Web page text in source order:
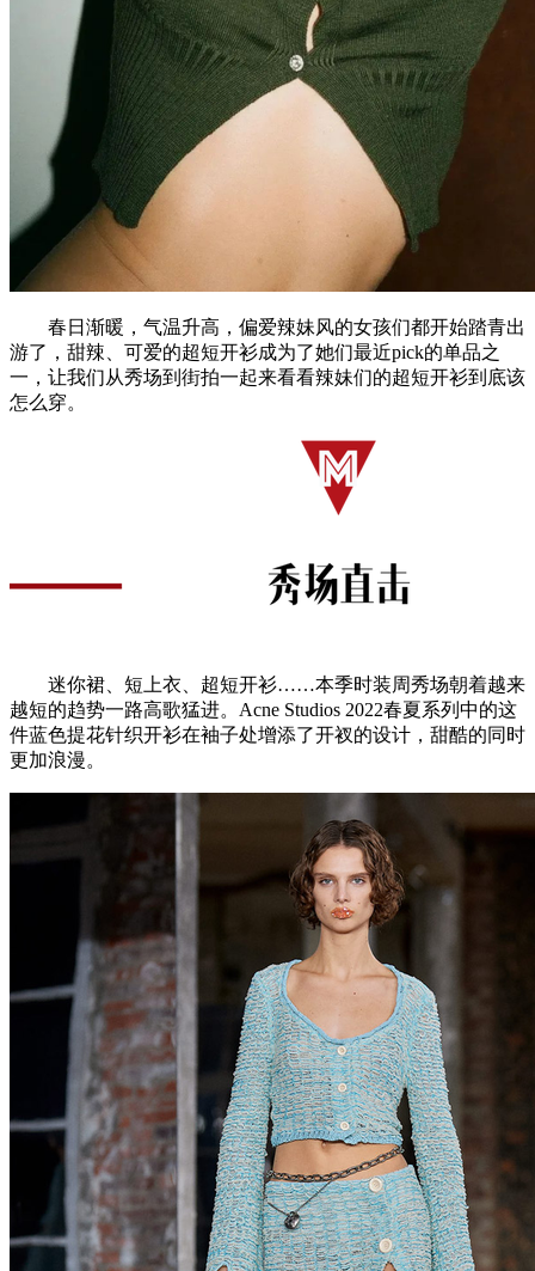
春日渐暖，气温升高，偏爱辣妹风的女孩们都开始踏青出
游了，甜辣、可爱的超短开衫成为了她们最近pick的单品之
一，让我们从秀场到街拍一起来看看辣妹们的超短开衫到底该
怎么穿。
迷你裙、短上衣、超短开衫……本季时装周秀场朝着越来
越短的趋势一路高歌猛进。Acne Studios 2022春夏系列中的这
件蓝色提花针织开衫在袖子处增添了开衩的设计，甜酷的同时
更加浪漫。